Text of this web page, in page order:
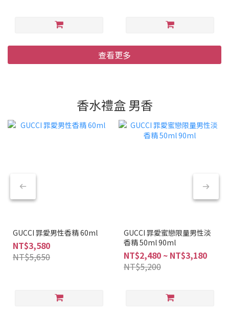
查看更多
香水禮盒 男香
GUCCI 罪愛男性香精 60ml
NT$3,580
NT$5,650
GUCCI 罪愛蜜戀限量男性淡
香精 50ml 90ml
NT$2,480 ~ NT$3,180
NT$5,200